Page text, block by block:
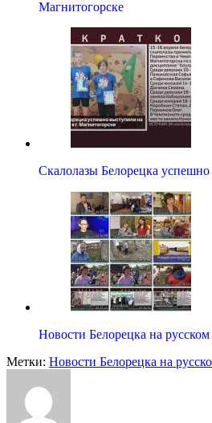
Магнитогорске
Скалолазы Белорецка
Новости Белорецка на
Метки: Новости Белорецка на